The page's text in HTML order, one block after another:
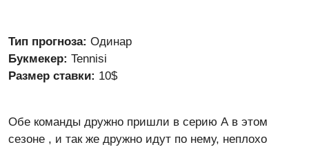
Тип прогноза: Одинар
Букмекер: Tennisi
Размер ставки: 10$
Обе команды дружно пришли в серию А в этом
сезоне , и так же дружно идут по нему, неплохо